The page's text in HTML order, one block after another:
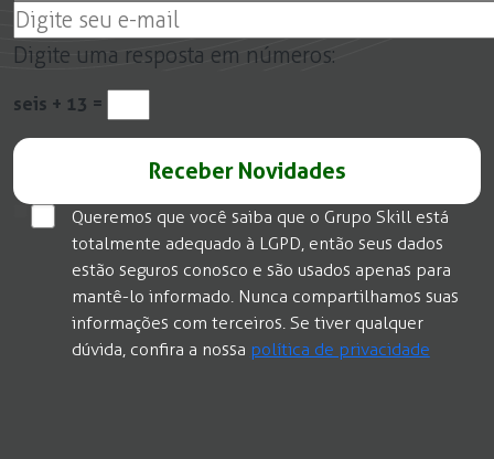
Digite uma resposta em números:
seis + 13 =
Queremos que você saiba que o Grupo Skill está
totalmente adequado à LGPD, então seus dados
estão seguros conosco e são usados apenas para
mantê-lo informado. Nunca compartilhamos suas
informações com terceiros. Se tiver qualquer
dúvida, confira a nossa política de privacidade